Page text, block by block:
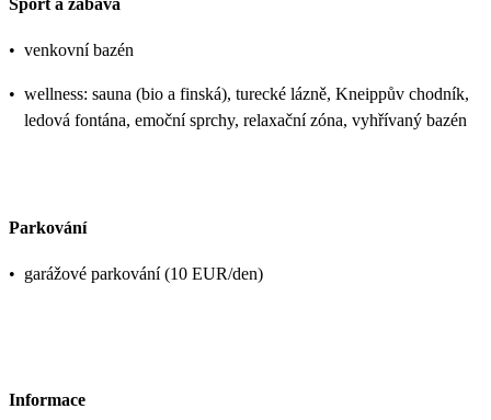
• venkovní bazén
• wellness: sauna (bio a finská), turecké lázně, Kneippův chodník,
ledová fontána, emoční sprchy, relaxační zóna, vyhřívaný bazén
Parkování
• garážové parkování (10 EUR/den)
Informace